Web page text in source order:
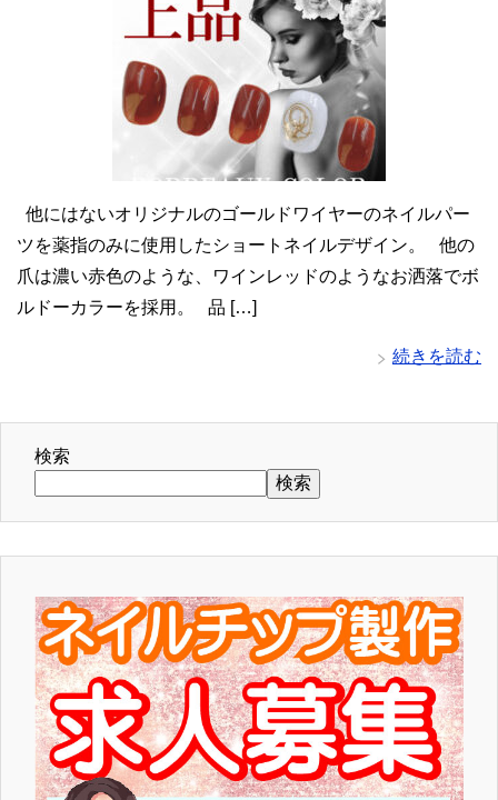
他にはないオリジナルのゴールドワイヤーのネイルパー
ツを薬指のみに使用したショートネイルデザイン。 他の
爪は濃い赤色のような、ワインレッドのようなお洒落でボ
ルドーカラーを採用。 品 […]
続きを読む
検索
検索